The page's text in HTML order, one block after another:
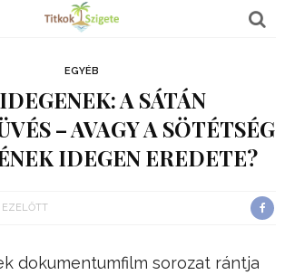
EGYÉB
A SÁTÁN
– AVAGY A SÖTÉTSÉG
IDEGEN EREDETE?
EZELŐTT
dokumentumfilm sorozat rántja